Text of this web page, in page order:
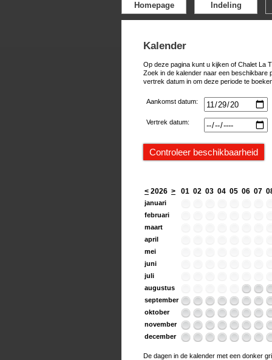
Homepage Indeling
Kalender
Op deze pagina kunt u kijken of Chalet La
Zoek in de kalender naar een beschikbare
vertrek datum in om deze periode te
Aankomst datum:
Vertrek datum:
< 2026 > 01 02 03 04 05 06 07
januari
februari
maart
april
mei
juni
juli
augustus
september
oktober
november
december
De dagen in de kalender met een donker